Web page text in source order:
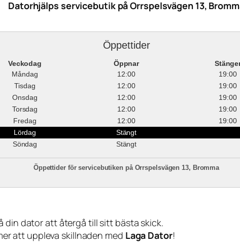
Datorhjälps servicebutik på Orrspelsvägen 13,
Öppettider
Veckodag Öppnar
Måndag
12:00
19:00
Tisdag
12:00
19:00
Onsdag
12:00
19:00
Torsdag
12:00
19:00
Fredag
12:00
19:00
Lördag
Stängt
Söndag
Stängt
Öppettider för servicebutiken på Orrspelsvägen 13, Bromma
din dator att återgå till sitt bästa skick.
att uppleva skillnaden med Laga Dator!